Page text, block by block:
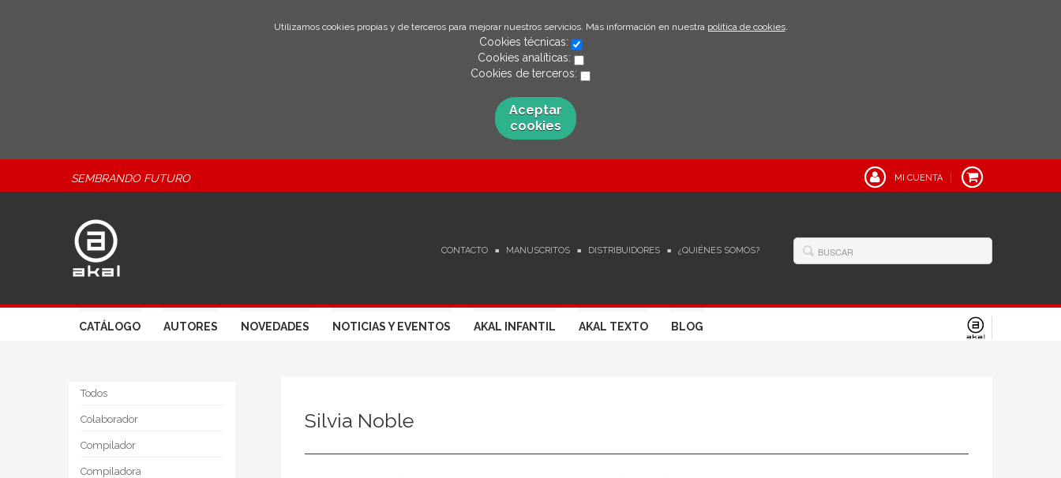
Utilizamos cookies propias y de terceros para mejorar nuestros servicios. Más información en nuestra política de cookies.
Cookies técnicas:
Cookies analíticas:
Cookies de terceros:
Aceptar
cookies
SEMBRANDO FUTURO MI CUENTA
CONTACTO MANUSCRITOS DISTRIBUIDORES ¿QUIÉNES SOMOS?
CATÁLOGO AUTORES NOVEDADES NOTICIAS Y EVENTOS AKAL INFANTIL AKAL TEXTO BLOG
Todos
Colaborador
Compilador
Compiladora
Silvia Noble